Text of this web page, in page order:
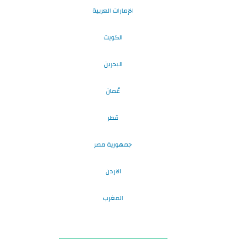
الإمارات العربية
الكويت
البحرين
عُمان
قطر
جمهورية مصر
الاردن
المغرب